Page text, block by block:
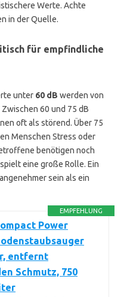
Werte. Achte
in der Quelle.
für empfindliche
unter 60 dB werden von
60 und 75 dB
oft als störend. Über 75
Menschen Stress oder
benötigen noch
eine große Rolle. Ein
sein als ein
EMPFEHLUNG
Power
entfernt
Schmutz, 750